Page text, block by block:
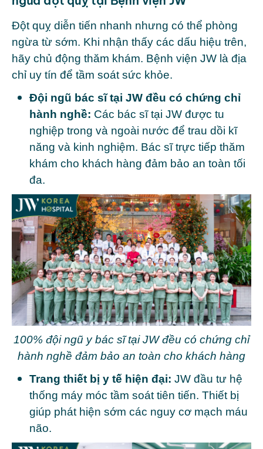
Đột quỵ diễn tiến nhanh nhưng có thể phòng
ngừa từ sớm. Khi nhận thấy các dấu hiệu trên,
hãy chủ động thăm khám. Bệnh viện JW là địa
chỉ uy tín để tầm soát sức khỏe.
Đội ngũ bác sĩ tại JW đều có chứng chỉ
hành nghề: Các bác sĩ tại JW được tu
nghiệp trong và ngoài nước để trau dồi kĩ
năng và kinh nghiệm. Bác sĩ trực tiếp thăm
khám cho khách hàng đảm bảo an toàn tối
đa.
100% đội ngũ y bác sĩ tại JW đều có chứng chỉ
hành nghề đảm bảo an toàn cho khách hàng
Trang thiết bị y tế hiện đại: JW đầu tư hệ
thống máy móc tầm soát tiên tiến. Thiết bị
giúp phát hiện sớm các nguy cơ mạch máu
não.